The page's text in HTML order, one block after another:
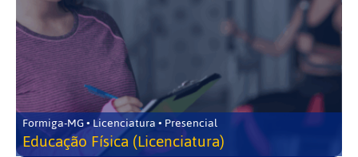
Formiga-MG • Licenciatura • Presencial
Educação Física (Licenciatura)